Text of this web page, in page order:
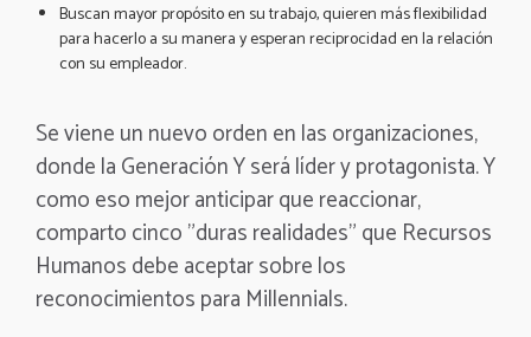
Buscan mayor propósito en su trabajo, quieren más flexibilidad
para hacerlo a su manera y esperan reciprocidad en la relación
con su empleador.
Se viene un nuevo orden en las organizaciones,
donde la Generación Y será líder y protagonista. Y
como eso mejor anticipar que reaccionar,
comparto cinco "duras realidades" que Recursos
Humanos debe aceptar sobre los
reconocimientos para Millennials.